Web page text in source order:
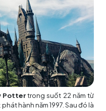
Pottertrong suốt 22 năm từ
hành năm 1997. Sau đó là